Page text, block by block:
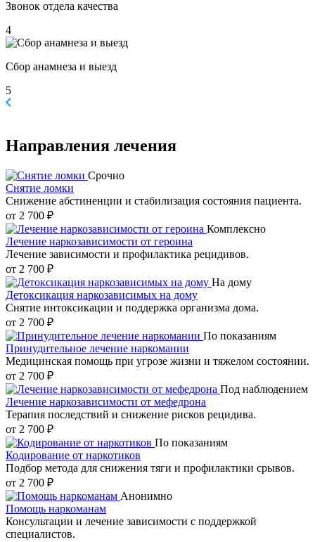
Звонок отдела качества
4
Сбор анамнеза и выезд
5
Направления лечения
Срочно
Снятие ломки
Снижение абстиненции и стабилизация состояния пациента.
от 2 700 ₽
Комплексно
Лечение наркозависимости от героина
Лечение зависимости и профилактика рецидивов.
от 2 700 ₽
На дому
Детоксикация наркозависимых на дому
Снятие интоксикации и поддержка организма дома.
от 2 700 ₽
По показаниям
Принудительное лечение наркомании
Медицинская помощь при угрозе жизни и тяжелом состоянии.
от 2 700 ₽
Под наблюдением
Лечение наркозависимости от мефедрона
Терапия последствий и снижение рисков рецидива.
от 2 700 ₽
По показаниям
Кодирование от наркотиков
Подбор метода для снижения тяги и профилактики срывов.
от 2 700 ₽
Анонимно
Помощь наркоманам
Консультации и лечение зависимости с поддержкой
специалистов.